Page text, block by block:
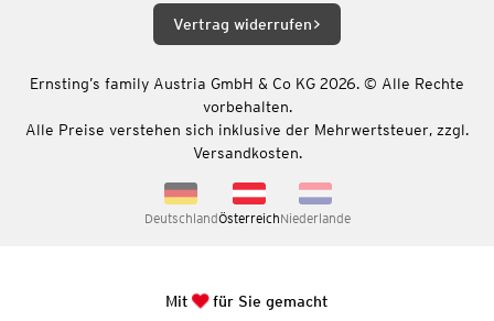
Vertrag widerrufen
Ernsting’s family Austria GmbH & Co KG 2026. © Alle Rechte
vorbehalten.
Alle Preise verstehen sich inklusive der Mehrwertsteuer, zzgl.
Versandkosten.
DeutschlandÖsterreichNiederlande
Mit für Sie gemacht